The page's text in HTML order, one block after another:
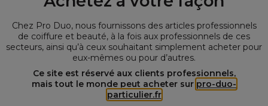
Chez Pro Duo, nous fournissons des articles professionnels
de coiffure et beauté, à la fois aux professionnels de ces
secteurs, ainsi qu’à ceux souhaitant simplement acheter pour
eux-mêmes ou pour d’autres.
Ce site est réservé aux clients professionnels,
mais tout le monde peut acheter sur pro-duo-
particulier.fr
© Tous droits réservés © Pro-Duo